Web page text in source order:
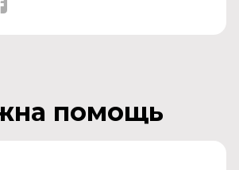
помощь